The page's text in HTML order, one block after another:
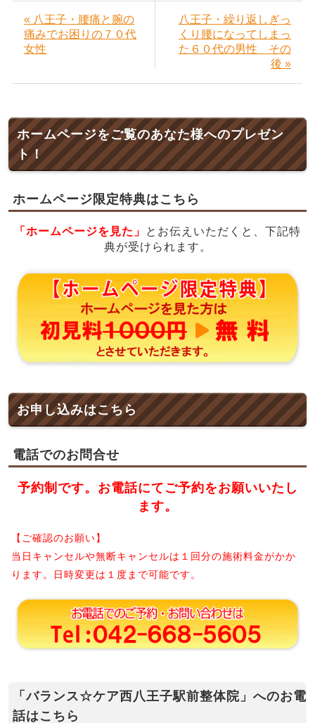
« 八王子・腰痛と腕の
痛みでお困りの７０代
女性
八王子・繰り返しぎっ
くり腰になってしまっ
た６０代の男性 その
後 »
ホームページをご覧のあなた様へのプレゼン
ト！
ホームページ限定特典はこちら
「ホームページを見た」
とお伝えいただくと、下記特
典が受けられます。
お申し込みはこちら
電話でのお問合せ
予約制です。お電話にてご予約をお願いいたし
ます。
【ご確認のお願い】
当日キャンセルや無断キャンセルは１回分の施術料金がかか
ります。日時変更は１度まで可能です。
「バランス☆ケア西八王子駅前整体院」へのお電
話はこちら